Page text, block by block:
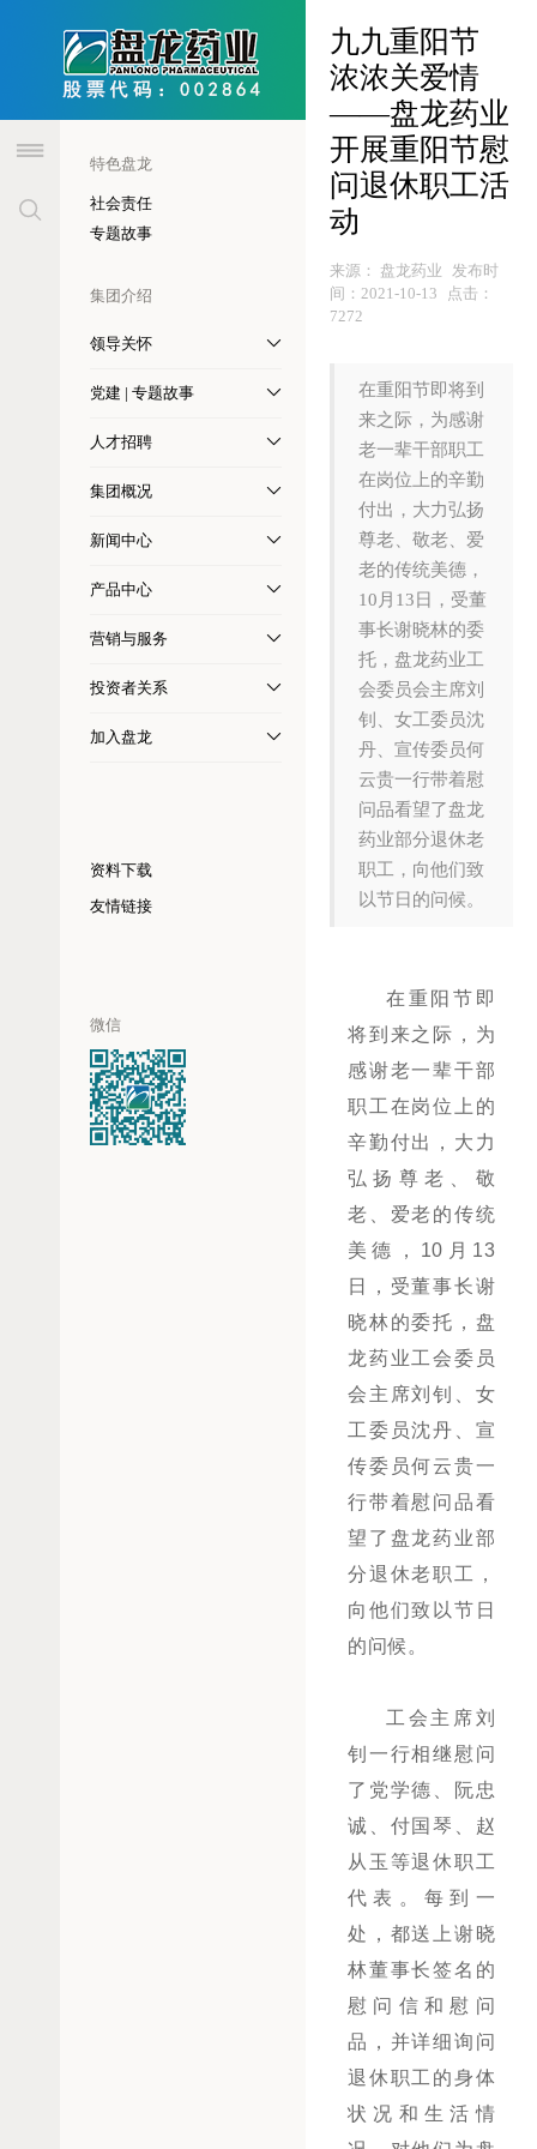
特色盘龙
社会责任
专题故事
集团介绍
领导关怀
党建 | 专题故事
人才招聘
集团概况
新闻中心
产品中心
营销与服务
投资者关系
加入盘龙
资料下载
友情链接
微信
九九重阳节
浓浓关爱情
——盘龙药业
开展重阳节慰
问退休职工活
动
来源： 盘龙药业 发布时
间： 2021-10-13
点击：
7272
​在重阳节即将到
来之际，为感谢
老一辈干部职工
在岗位上的辛勤
付出，大力弘扬
尊老、敬老、爱
老的传统美德，
10月13日，受董
事长谢晓林的委
托，盘龙药业工
会委员会主席刘
钊、女工委员沈
丹、宣传委员何
云贵一行带着慰
问品看望了盘龙
药业部分退休老
职工，向他们致
以节日的问候。
在重阳节即
将到来之际，为
感谢老一辈干部
职工在岗位上的
辛勤付出，大力
弘扬尊老、敬
老、爱老的传统
美德，10月13
日，受董事长谢
晓林的委托，盘
龙药业工会委员
会主席刘钊、女
工委员沈丹、宣
传委员何云贵一
行带着慰问品看
望了盘龙药业部
分退休老职工，
向他们致以节日
的问候。
工会主席刘
钊一行相继慰问
了党学德、阮忠
诚、付国琴、赵
从玉等退休职工
代表。每到一
处，都送上谢晓
林董事长签名的
慰问信和慰问
品，并详细询问
退休职工的身体
状况和生活情